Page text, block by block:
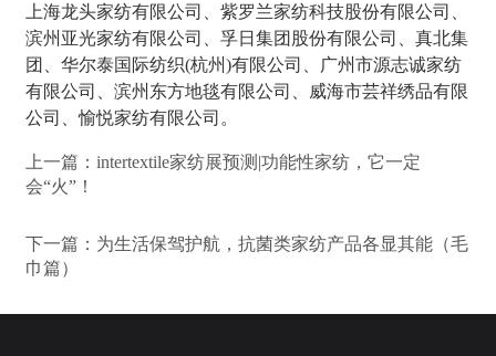
上海龙头家纺有限公司、紫罗兰家纺科技股份有限公司、
滨州亚光家纺有限公司、孚日集团股份有限公司、真北集
团、华尔泰国际纺织(杭州)有限公司、广州市源志诚家纺
有限公司、滨州东方地毯有限公司、威海市芸祥绣品有限
公司、愉悦家纺有限公司。
上一篇： intertextile家纺展预测|功能性家纺，它一定
会“火”！
下一篇： 为生活保驾护航，抗菌类家纺产品各显其能（毛
巾篇）